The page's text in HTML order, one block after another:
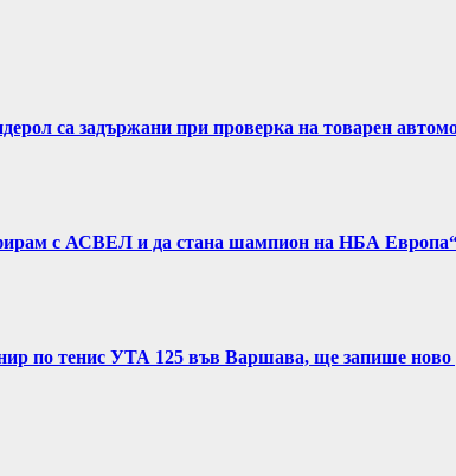
са задържани при проверка на товарен
с АСВЕЛ и да стана шампион на НБА
по тенис УТА 125 във Варшава, ще запише ново